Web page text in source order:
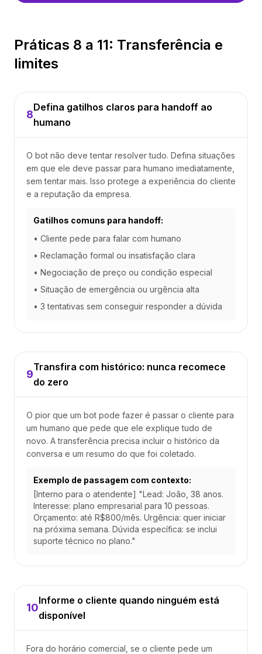
Práticas 8 a 11: Transferência e
limites
8
Defina gatilhos claros para handoff ao
humano
O bot não deve tentar resolver tudo. Defina situações
em que ele deve passar para humano imediatamente,
sem tentar mais. Isso protege a experiência do cliente
e a reputação da empresa.
Gatilhos comuns para handoff:
• Cliente pede para falar com humano
• Reclamação formal ou insatisfação clara
• Negociação de preço ou condição especial
• Situação de emergência ou urgência alta
• 3 tentativas sem conseguir responder a dúvida
9
Transfira com histórico: nunca recomece
do zero
O pior que um bot pode fazer é passar o cliente para
um humano que pede que ele explique tudo de
novo. A transferência precisa incluir o histórico da
conversa e um resumo do que foi coletado.
Exemplo de passagem com contexto:
[Interno para o atendente] "Lead: João, 38 anos.
Interesse: plano empresarial para 10 pessoas.
Orçamento: até R$800/mês. Urgência: quer iniciar
na próxima semana. Dúvida específica: se inclui
suporte técnico no plano."
10
Informe o cliente quando ninguém está
disponível
Fora do horário comercial, se o cliente pede um